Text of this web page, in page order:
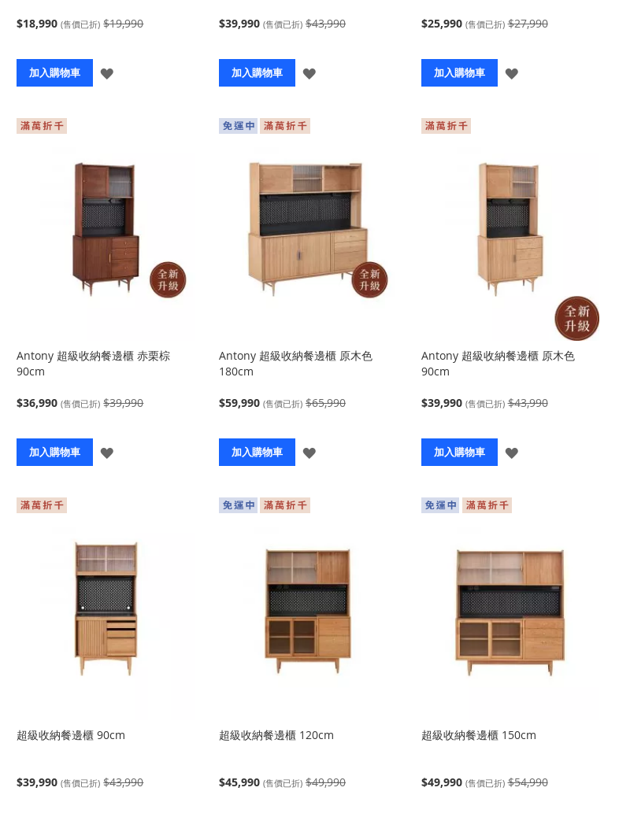
$18,990 (售價已折) $19,990
加入購物車
登
$39,990 (售價已折) $43,990
加入購物車
登
$25,990 (售價已折) $27,990
加入購物車
登
Antony 超級收納餐邊櫃 赤栗棕
90cm
$36,990 (售價已折) $39,990
加入購物車
登
Antony 超級收納餐邊櫃 原木色
180cm
$59,990 (售價已折) $65,990
加入購物車
登
Antony 超級收納餐邊櫃 原木色
90cm
$39,990 (售價已折) $43,990
加入購物車
登
超級收納餐邊櫃 90cm
$39,990 (售價已折) $43,990
超級收納餐邊櫃 120cm
$45,990 (售價已折) $49,990
超級收納餐邊櫃 150cm
$49,990 (售價已折) $54,990